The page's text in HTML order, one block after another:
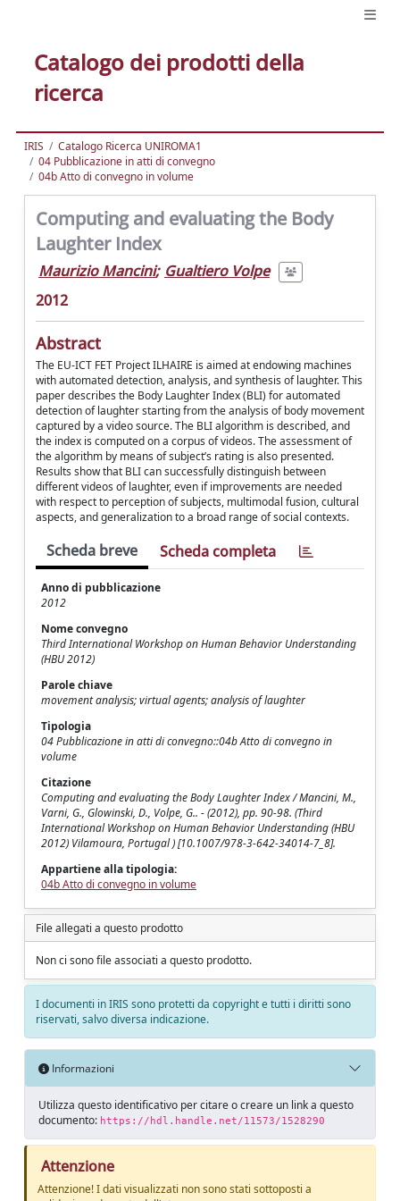
Catalogo dei prodotti della
ricerca
IRIS
Catalogo Ricerca UNIROMA1
04 Pubblicazione in atti di convegno
04b Atto di convegno in volume
Computing and evaluating the Body
Laughter Index
Maurizio Mancini; Gualtiero Volpe
2012
Abstract
The EU-ICT FET Project ILHAIRE is aimed at endowing machines
with automated detection, analysis, and synthesis of laughter. This
paper describes the Body Laughter Index (BLI) for automated
detection of laughter starting from the analysis of body movement
captured by a video source. The BLI algorithm is described, and
the index is computed on a corpus of videos. The assessment of
the algorithm by means of subject’s rating is also presented.
Results show that BLI can successfully distinguish between
different videos of laughter, even if improvements are needed
with respect to perception of subjects, multimodal fusion, cultural
aspects, and generalization to a broad range of social contexts.
Scheda breve Scheda completa
Anno di pubblicazione
2012
Nome convegno
Third International Workshop on Human Behavior Understanding
(HBU 2012)
Parole chiave
movement analysis; virtual agents; analysis of laughter
Tipologia
04 Pubblicazione in atti di convegno::04b Atto di convegno in
volume
Citazione
Computing and evaluating the Body Laughter Index / Mancini, M.,
Varni, G., Glowinski, D., Volpe, G.. - (2012), pp. 90-98. (Third
International Workshop on Human Behavior Understanding (HBU
2012) Vilamoura, Portugal ) [10.1007/978-3-642-34014-7_8].
Appartiene alla tipologia:
04b Atto di convegno in volume
File allegati a questo prodotto
Non ci sono file associati a questo prodotto.
I documenti in IRIS sono protetti da copyright e tutti i diritti sono
riservati, salvo diversa indicazione.
Informazioni
Utilizza questo identificativo per citare o creare un link a questo
documento: https://hdl.handle.net/11573/1528290
Attenzione
Attenzione! I dati visualizzati non sono stati sottoposti a